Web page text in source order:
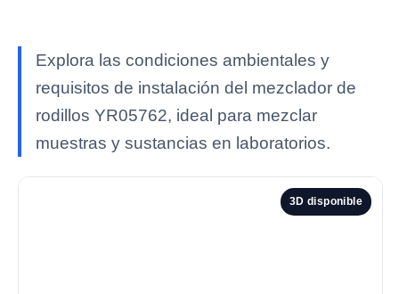
Explora las condiciones ambientales y
requisitos de instalación del mezclador de
rodillos YR05762, ideal para mezclar
muestras y sustancias en laboratorios.
3D disponible